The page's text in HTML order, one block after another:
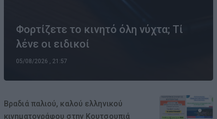
Φορτίζετε το κινητό όλη νύχτα; Τί
λένε οι ειδικοί
05/08/2026 , 21:57
Βραδιά παλιού, καλού ελληνικού
κινηματογράφου στην Κουτσουπιά